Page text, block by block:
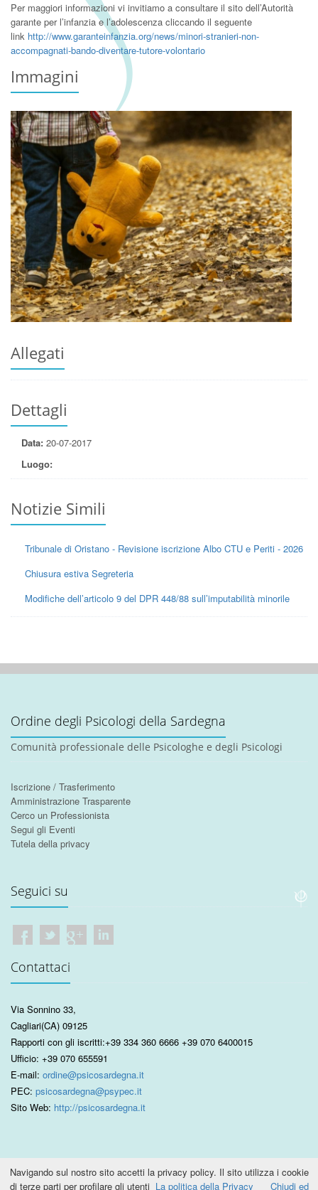
Navigando sul nostro sito accetti la privacy policy. Il sito utilizza i cookie
di terze parti per profilare gli utenti La politica della Privacy Chiudi ed
Per maggiori informazioni vi invitiamo a consultare il sito dell’Autorità
garante per l’infanzia e l’adolescenza cliccando il seguente
link http://www.garanteinfanzia.org/news/minori-stranieri-non-
accompagnati-bando-diventare-tutore-volontario
Immagini
Allegati
Dettagli
Data: 20-07-2017
Luogo:
Notizie Simili
Tribunale di Oristano - Revisione iscrizione Albo CTU e Periti - 2026
Chiusura estiva Segreteria
Modifiche dell’articolo 9 del DPR 448/88 sull’imputabilità minorile
Ordine degli Psicologi della Sardegna
Comunità professionale delle Psicologhe e degli Psicologi
Iscrizione / Trasferimento
Amministrazione Trasparente
Cerco un Professionista
Segui gli Eventi
Tutela della privacy
Seguici su
Contattaci
Via Sonnino 33,
Cagliari(CA) 09125
Rapporti con gli iscritti:+39 334 360 6666 +39 070 6400015
Ufficio: +39 070 655591
E-mail: ordine@psicosardegna.it
PEC: psicosardegna@psypec.it
Sito Web: http://psicosardegna.it